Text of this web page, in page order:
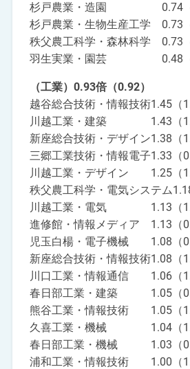
杉戸農業・造園 0.74（
杉戸農業・生物生産工学 0.73（
秩父農工科学・森林科学 0.73（
羽生実業・園芸 0.48（
（工業）0.93倍（0.92）
越谷総合技術・情報技術1.45（
川越工業・建築 1.43（
新座総合技術・デザイン1.38（
三郷工業技術・情報電子1.33（
川越工業・デザイン 1.25（
秩父農工科学・電気システム
川越工業・電気 1.13（
進修館・情報メディア 1.13（
児玉白楊・電子機械 1.08（
新座総合技術・情報技術1.08（
川口工業・情報通信 1.06（
春日部工業・建築 1.05（
熊谷工業・情報技術 1.05（
久喜工業・機械 1.04（
春日部工業・機械 1.03（
浦和工業・情報技術 1.00（